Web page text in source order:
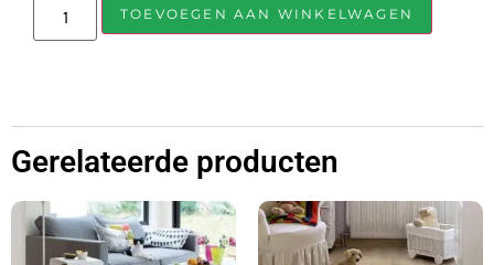
TOEVOEGEN AAN WINKELWAGEN
Gerelateerde producten